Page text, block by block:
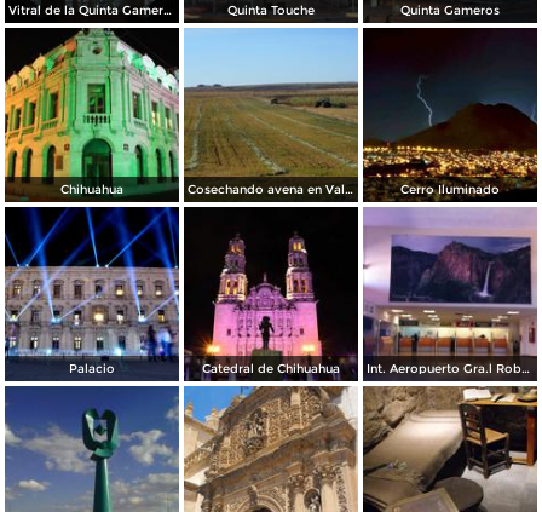
Vitral de la Quinta Gameros / 2011 Quinta Touche Quinta Gameros
Chihuahua Cosechando avena en Valles de Chihuahua Cerro Iluminado
Palacio Catedral de Chihuahua Int. Aeropuerto Gra.l Roberto Fierro V.